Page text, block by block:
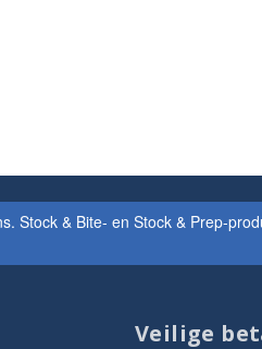
Stock & Bite- en Stock & Prep-
Veilige